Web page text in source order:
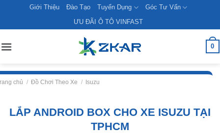
content
Giới Thiệu Đào Tạo Tuyển Dụng
Góc Tư Vấn
ƯU ĐÃI Ô TÔ VINFAST
0
chủ / Đồ Chơi Theo Xe / Isuzu
LẮP ANDROID BOX CHO XE ISUZU TẠI
TPHCM